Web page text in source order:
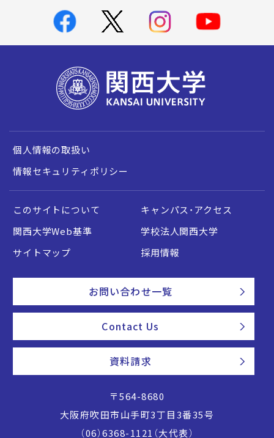
個人情報の取扱い
情報セキュリティポリシー
このサイトについて
キャンパス・アクセス
関西大学Web基準
学校法人関西大学
サイトマップ
採用情報
お問い合わせ一覧
Contact Us
資料請求
〒564-8680
大阪府吹田市山手町3丁目3番35号
（06）6368-1121（大代表）